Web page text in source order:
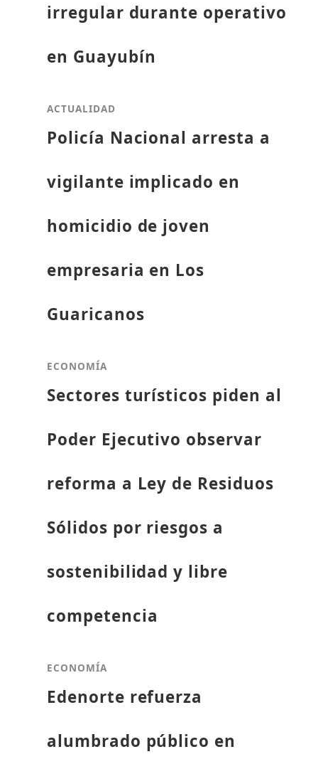
irregular durante operativo
en Guayubín
ACTUALIDAD
Policía Nacional arresta a
vigilante implicado en
homicidio de joven
empresaria en Los
Guaricanos
ECONOMÍA
Sectores turísticos piden al
Poder Ejecutivo observar
reforma a Ley de Residuos
Sólidos por riesgos a
sostenibilidad y libre
competencia
ECONOMÍA
Edenorte refuerza
alumbrado público en